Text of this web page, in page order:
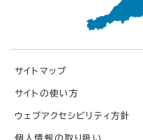
サイトマップ
サイトの使い方
ウェブアクセシビリティ方針
個人情報の取り扱い